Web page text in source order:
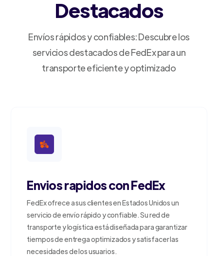
Destacados
Envíos rápidos y confiables: Descubre los
servicios destacados de FedEx para un
transporte eficiente y optimizado
Envios rapidos con FedEx
FedEx ofrece a sus clientes en Estados Unidos un
servicio de envío rápido y confiable. Su red de
transporte y logística está diseñada para garantizar
tiempos de entrega optimizados y satisfacer las
necesidades de los usuarios.